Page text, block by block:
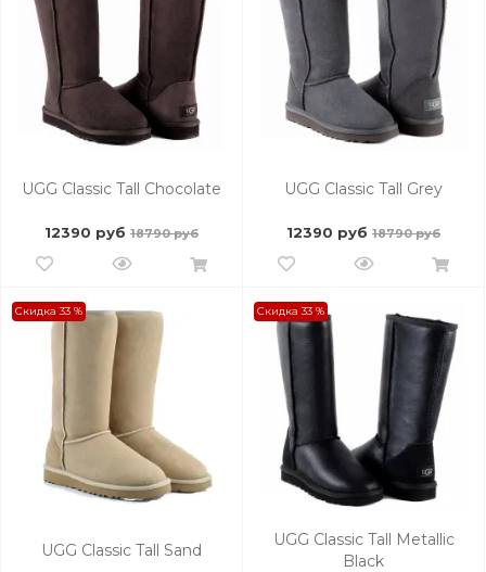
UGG Classic Tall Chocolate
12390 руб 18790 руб
UGG Classic Tall Grey
12390 руб 18790 руб
Скидка 33 %
UGG Classic Tall Sand
Скидка 33 %
UGG Classic Tall Metallic
Black